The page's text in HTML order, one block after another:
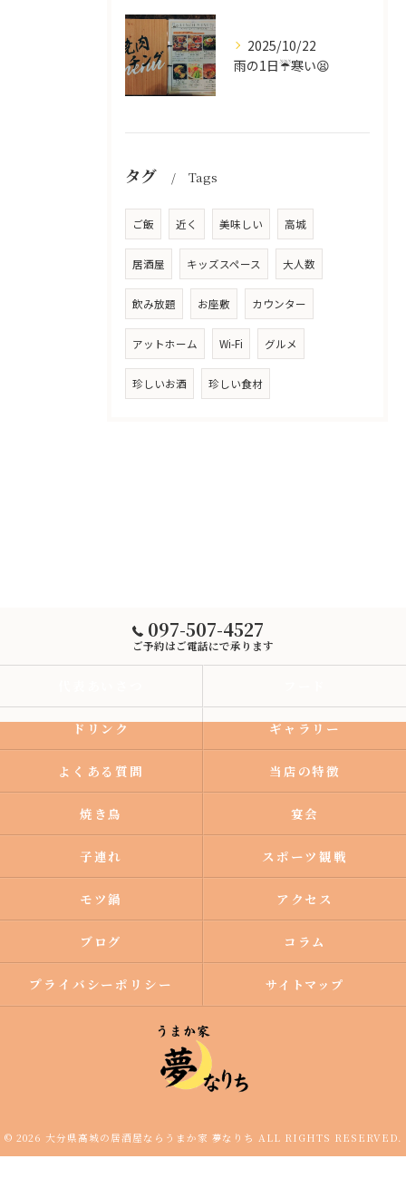
2025/10/22
雨の1日☔寒い😫
タグ Tags
ご飯 近く 美味しい 高城
居酒屋 キッズスペース 大人数
飲み放題 お座敷 カウンター
アットホーム Wi-Fi グルメ
珍しいお酒 珍しい食材
097-507-4527
ご予約はご電話にで承ります
ドリンク ギャラリー
よくある質問 当店の特徴
焼き鳥 宴会
子連れ スポーツ観戦
モツ鍋 アクセス
ブログ コラム
プライバシーポリシー サイトマップ
© 2026 大分県高城の居酒屋ならうまか家 夢なりち ALL RIGHTS RESERVED.